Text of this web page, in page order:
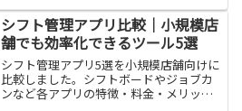
ト、効率化の具体策までを一つに整理し
た完全ガイドです。
シフト管理アプリ比較｜小規模店
舗でも効率化できるツール5選
シフト管理アプリ5選を小規模店舗向けに
比較しました。シフトボードやジョブカ
ンなど各アプリの特徴・料金・メリッ